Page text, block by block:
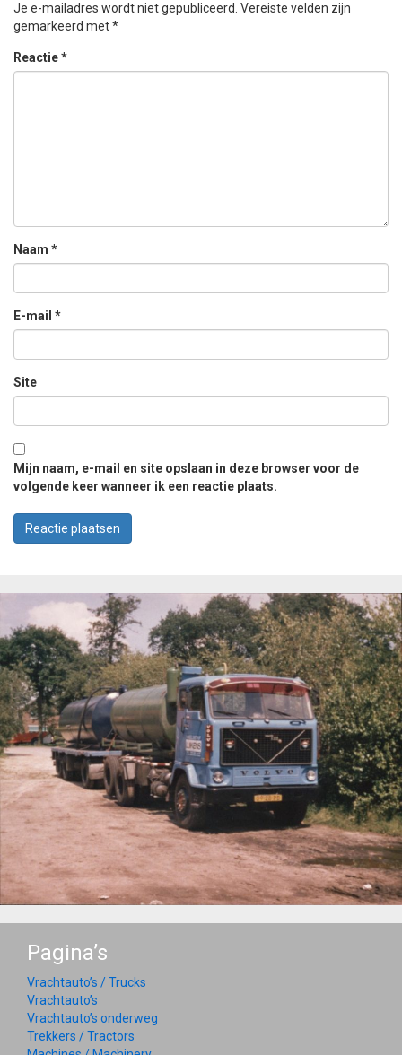
Je e-mailadres wordt niet gepubliceerd. Vereiste velden zijn
gemarkeerd met*
Reactie*
Naam *
E-mail *
Site
Mijn naam, e-mail en site opslaan in deze browser voor de
volgende keer wanneer ik een reactie plaats.
Pagina’s
Vrachtauto’s / Trucks
Vrachtauto’s
Vrachtauto’s onderweg
Trekkers / Tractors